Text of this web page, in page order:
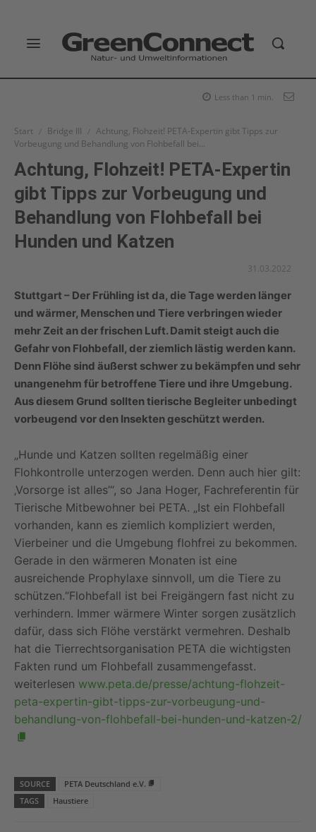
Less than 1 min.
Start Bridge III
Achtung, Flohzeit! PETA-Expertin gibt Tipps zur
Vorbeugung und Behandlung von Flohbefall bei...
Achtung, Flohzeit! PETA-Expertin
gibt Tipps zur Vorbeugung und
Behandlung von Flohbefall bei
Hunden und Katzen
31.03.2022
Stuttgart – Der Frühling ist da, die Tage werden länger
und wärmer, Menschen und Tiere verbringen wieder
mehr Zeit an der frischen Luft. Damit steigt auch die
Gefahr von Flohbefall, der ziemlich lästig werden kann.
Denn Flöhe sind äußerst schwer zu bekämpfen und sehr
unangenehm für betroffene Tiere und ihre Umgebung.
Aus diesem Grund sollten tierische Begleiter unbedingt
vorbeugend vor den Insekten geschützt werden.
„Hunde und Katzen sollten regelmäßig einer
Flohkontrolle unterzogen werden. Denn auch hier gilt:
‚Vorsorge ist alles’“, so Jana Hoger, Fachreferentin für
Tierische Mitbewohner bei PETA. „Ist ein Flohbefall
vorhanden, kann es ziemlich kompliziert werden,
Vierbeiner und die Umgebung flohfrei zu bekommen.
Gerade in den wärmeren Monaten ist eine
ausreichende Prophylaxe sinnvoll, um die Tiere zu
schützen.“Flohbefall ist bei Freigängern fast nicht zu
verhindern. Immer wärmere Winter sorgen zusätzlich
dafür, dass sich Flöhe verstärkt vermehren. Deshalb
hat die Tierrechtsorganisation PETA die wichtigsten
Fakten rund um Flohbefall zusammengefasst.
weiterlesen www.peta.de/presse/achtung-flohzeit-
peta-expertin-gibt-tipps-zur-vorbeugung-und-
behandlung-von-flohbefall-bei-hunden-und-katzen-2/
SOURCE
PETA Deutschland e.V.
TAGS
Haustiere